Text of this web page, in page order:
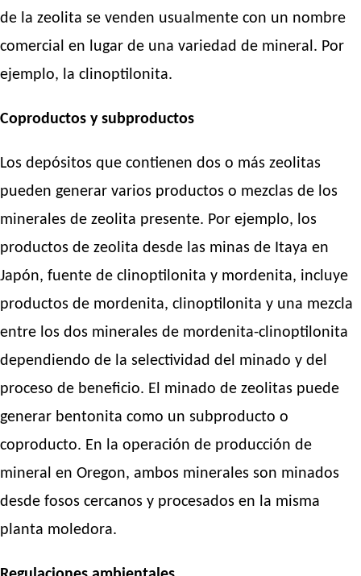
de la zeolita se venden usualmente con un nombre
comercial en lugar de una variedad de mineral. Por
ejemplo, la clinoptilonita.
Coproductos y subproductos
Los depósitos que contienen dos o más zeolitas
pueden generar varios productos o mezclas de los
minerales de zeolita presente. Por ejemplo, los
productos de zeolita desde las minas de Itaya en
Japón, fuente de clinoptilonita y mordenita, incluye
productos de mordenita, clinoptilonita y una mezcla
entre los dos minerales de mordenita-clinoptilonita
dependiendo de la selectividad del minado y del
proceso de beneficio. El minado de zeolitas puede
generar bentonita como un subproducto o
coproducto. En la operación de producción de
mineral en Oregon, ambos minerales son minados
desde fosos cercanos y procesados en la misma
planta moledora.